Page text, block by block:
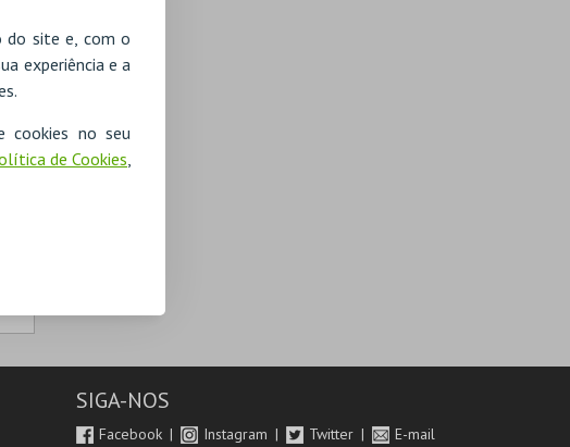
do site e, com o
experiência e a
cookies no seu
de Cookies,
SIGA-NOS
Facebook Instagram Twitter E-mail